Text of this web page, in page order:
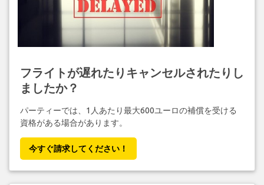
フライトが遅れたりキャンセルされたりし
ましたか？
パーティーでは、1人あたり最大600ユーロの補償を受ける
資格がある場合があります。
今すぐ請求してください！